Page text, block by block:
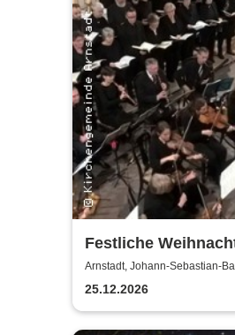
Festliche
der Barockzeit
Arnstadt, Johann-Sebastian-
Arnstadt
25.12.2026